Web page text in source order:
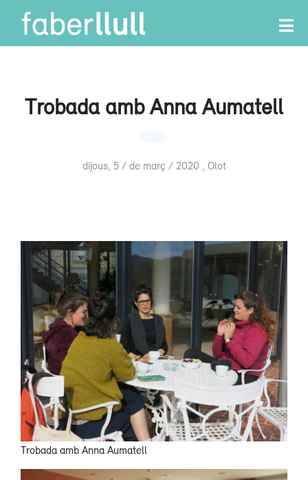
Trobada amb Anna Aumatell
dijous, 5 / de març / 2020 , Olot
Trobada amb Anna Aumatell